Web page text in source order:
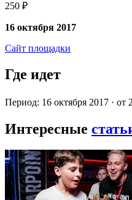
250 ₽
16 октября 2017
Сайт площадки
Где идет
Период: 16 октября 2017 · от
Интересные